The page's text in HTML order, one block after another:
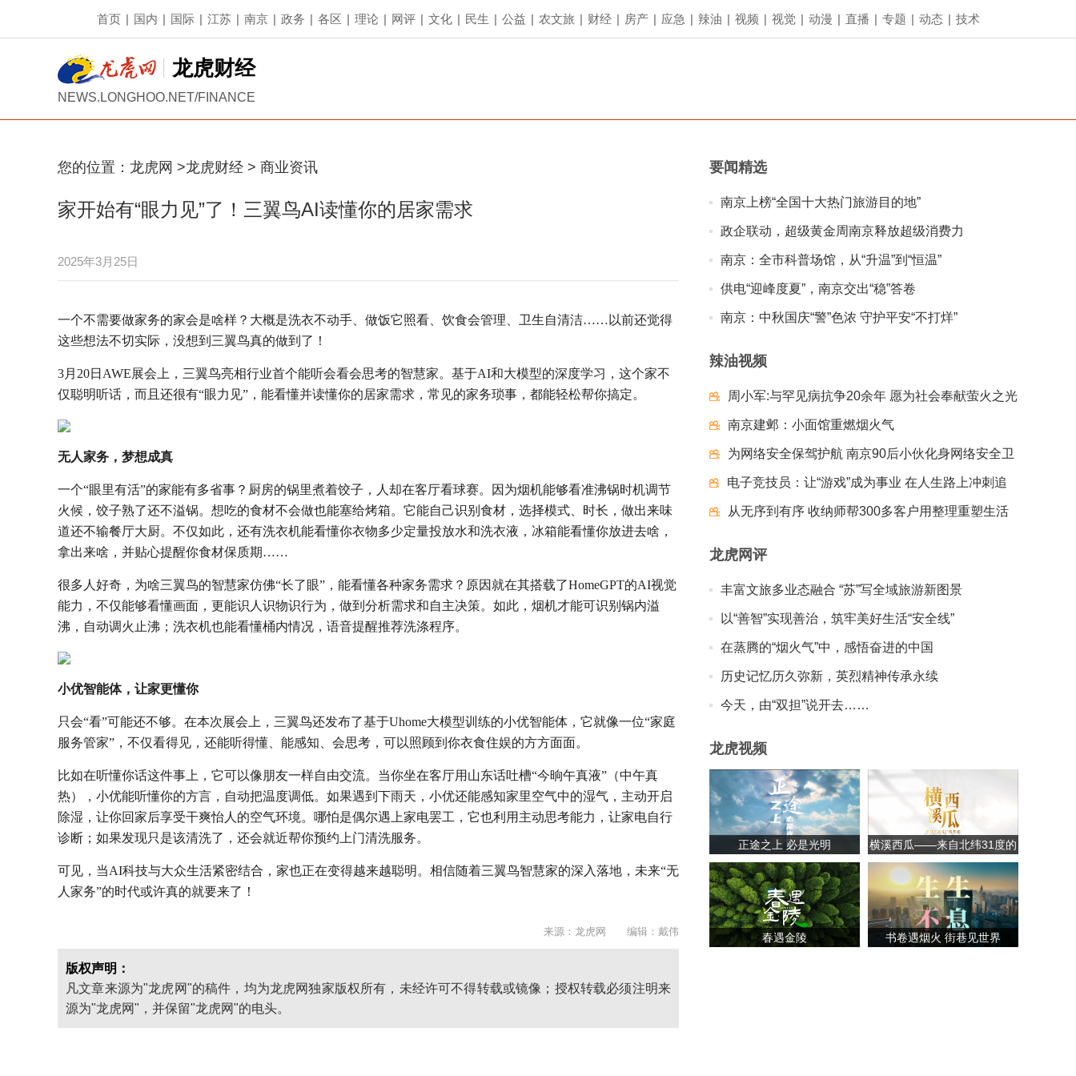
首页 | 国内 | 国际 | 江苏 | 南京 | 政务 | 各区 | 理论 | 网评 | 文化 | 民生 | 公益 | 农文旅 | 财经 | 房产 | 应急 | 辣油 | 视频 | 视觉 | 动漫 | 直播 | 专题 | 动态 | 技术
龙虎财经
NEWS.LONGHOO.NET/FINANCE
您的位置： 龙虎网 >龙虎财经 > 商业资讯
家开始有“眼力见”了！三翼鸟AI读懂你的居家需求
2025年3月25日
一个不需要做家务的家会是啥样？大概是洗衣不动手、做饭它照看、饮食会管理、卫生自清洁……以前还觉得
这些想法不切实际，没想到三翼鸟真的做到了！
3月20日AWE展会上，三翼鸟亮相行业首个能听会看会思考的智慧家。基于AI和大模型的深度学习，这个家不
仅聪明听话，而且还很有“眼力见”，能看懂并读懂你的居家需求，常见的家务琐事，都能轻松帮你搞定。
无人家务，梦想成真
一个“眼里有活”的家能有多省事？厨房的锅里煮着饺子，人却在客厅看球赛。因为烟机能够看准沸锅时机调节
火候，饺子熟了还不溢锅。想吃的食材不会做也能塞给烤箱。它能自己识别食材，选择模式、时长，做出来味
道还不输餐厅大厨。不仅如此，还有洗衣机能看懂你衣物多少定量投放水和洗衣液，冰箱能看懂你放进去啥，
拿出来啥，并贴心提醒你食材保质期……
很多人好奇，为啥三翼鸟的智慧家仿佛“长了眼”，能看懂各种家务需求？原因就在其搭载了HomeGPT的AI视觉
能力，不仅能够看懂画面，更能识人识物识行为，做到分析需求和自主决策。如此，烟机才能可识别锅内溢
沸，自动调火止沸；洗衣机也能看懂桶内情况，语音提醒推荐洗涤程序。
小优智能体，让家更懂你
只会“看”可能还不够。在本次展会上，三翼鸟还发布了基于Uhome大模型训练的小优智能体，它就像一位“家庭
服务管家”，不仅看得见，还能听得懂、能感知、会思考，可以照顾到你衣食住娱的方方面面。
比如在听懂你话这件事上，它可以像朋友一样自由交流。当你坐在客厅用山东话吐槽“今晌午真液”（中午真
热），小优能听懂你的方言，自动把温度调低。如果遇到下雨天，小优还能感知家里空气中的湿气，主动开启
除湿，让你回家后享受干爽怡人的空气环境。哪怕是偶尔遇上家电罢工，它也利用主动思考能力，让家电自行
诊断；如果发现只是该清洗了，还会就近帮你预约上门清洗服务。
可见，当AI科技与大众生活紧密结合，家也正在变得越来越聪明。相信随着三翼鸟智慧家的深入落地，未来“无
人家务”的时代或许真的就要来了！
来源：龙虎网 编辑：戴伟
版权声明：
凡文章来源为"龙虎网"的稿件，均为龙虎网独家版权所有，未经许可不得转载或镜像；授权转载必须注明来
源为"龙虎网"，并保留"龙虎网"的电头。
要闻精选
南京上榜“全国十大热门旅游目的地”
政企联动，超级黄金周南京释放超级消费力
南京：全市科普场馆，从“升温”到“恒温”
供电“迎峰度夏”，南京交出“稳”答卷
南京：中秋国庆“警”色浓 守护平安“不打烊”
辣油视频
周小军:与罕见病抗争20余年 愿为社会奉献萤火之光
南京建邺：小面馆重燃烟火气
为网络安全保驾护航 南京90后小伙化身网络安全卫
士
电子竞技员：让“游戏”成为事业 在人生路上冲刺追
梦夺冠
从无序到有序 收纳师帮300多客户用整理重塑生活
龙虎网评
丰富文旅多业态融合 “苏”写全域旅游新图景
以“善智”实现善治，筑牢美好生活“安全线”
在蒸腾的“烟火气”中，感悟奋进的中国
历史记忆历久弥新，英烈精神传承永续
今天，由“双担”说开去……
龙虎视频
正途之上 必是光明
横溪西瓜——来自北纬31度的
甘甜
春遇金陵 书卷遇烟火 街巷见世界